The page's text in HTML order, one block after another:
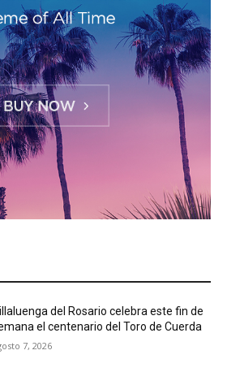
del Rosario celebra este fin de
el centenario del Toro de Cuerda
7, 2026